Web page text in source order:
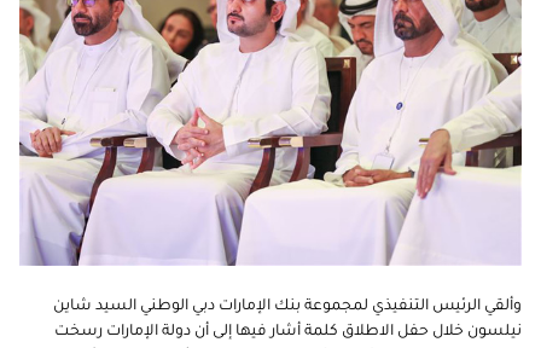
وألقي الرئيس التنفيذي لمجموعة بنك الإمارات دبي الوطني السيد شاين
نيلسون خلال حفل الاطلاق كلمة أشار فيها إلى أن دولة الإمارات رسخت